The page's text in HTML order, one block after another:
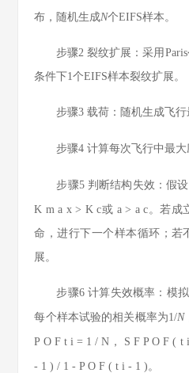
布，随机生成N个EIFS样本。
步骤2 裂纹扩展：采用
条件下1个EIFS样本裂纹扩展。
步骤3 载荷：随机生成飞行
步骤4 计算每次飞行中最
步骤5判断结构失效：假设
K m a x > K c或 a > a c 。若成
命，进行下一个样本循环；若
展。
步骤6计算失效概率：模
每个样本试验的相关概率为1/N
P O F t i = 1 / N ， S F P O F ( t i
- 1 ) / 1 - P O F ( t i - 1 ) 。